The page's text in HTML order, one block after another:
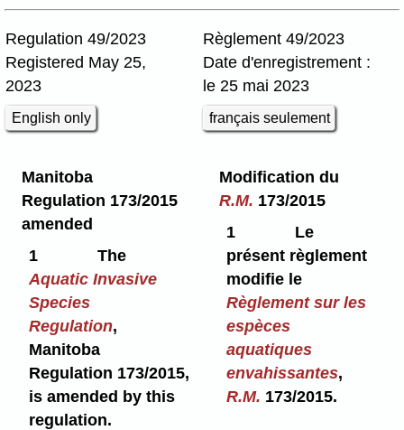
Regulation 49/2023
Registered May 25,
2023
English only
Règlement 49/2023
Date d'enregistrement :
le 25 mai 2023
français seulement
Manitoba
Regulation 173/2015
amended
1
The
Aquatic Invasive
Species
Regulation,
Manitoba
Regulation 173/2015,
is amended by this
regulation.
Modification du
R.M. 173/2015
1
Le
présent règlement
modifie le
Règlement sur les
espèces
aquatiques
envahissantes,
R.M. 173/2015.